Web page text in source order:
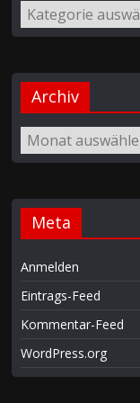
Archiv
Meta
Anmelden
Eintrags-Feed
Kommentar-Feed
WordPress.org